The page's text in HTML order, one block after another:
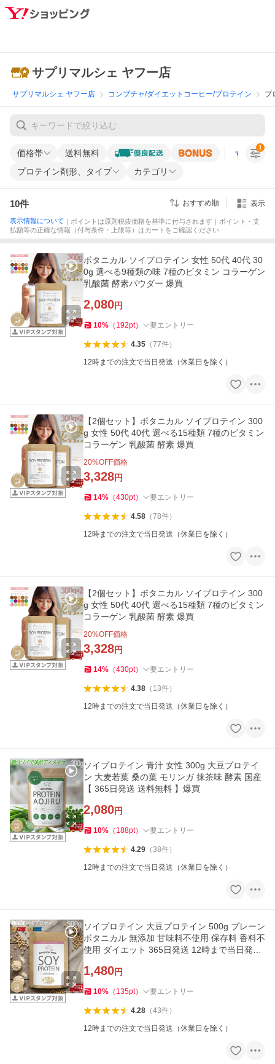
サプリマルシェ ヤフー店
サプリマルシェ ヤフー店 コンブチャ/ダイエットコーヒー/プロテイン プ
価格帯 送料無料 すべての条
プロテイン剤形、タイプ カテゴリ
1
10件 おすすめ順 表示
表示情報について ｜ポイントは原則税抜価格を基準に付与されます｜ポイント・支
払額等の正確な情報（付与条件・上限等）はカートをご確認ください
ボタニカル ソイプロテイン 女性 50代 40代 30
0g 選べる9種類の味 7種のビタミン コラーゲン
乳酸菌 酵素パウダー 爆買
2,080円
10% （ 192pt） 要エントリー
4.35（77件）
12時までの注文で当日発送（休業日を除く）
【2個セット】ボタニカル ソイプロテイン 300
g 女性 50代 40代 選べる15種類 7種のビタミン
コラーゲン 乳酸菌 酵素 爆買
20%OFF価格
3,328円
14% （430pt） 要エントリー
4.58（78件）
12時までの注文で当日発送（休業日を除く）
【2個セット】ボタニカル ソイプロテイン 300
g 女性 50代 40代 選べる15種類 7種のビタミン
コラーゲン 乳酸菌 酵素 爆買
20%OFF価格
3,328円
14% （430pt） 要エントリー
4.38（ 13件）
12時までの注文で当日発送（休業日を除く）
ソイプロテイン 青汁 女性 300g 大豆プロテイ
ン 大麦若葉 桑の葉 モリンガ 抹茶味 酵素 国産
【 365日発送 送料無料 】爆買
2,080円
10% （ 188pt） 要エントリー
4.29（38件）
12時までの注文で当日発送（休業日を除く）
ソイプロテイン 大豆プロテイン 500g プレーン
ボタニカル 無添加 甘味料不使用 保存料 香料不
使用 ダイエット 365日発送 12時まで当日発送
1,480円
10% （ 135pt） 要エントリー
4.28（43件）
12時までの注文で当日発送（休業日を除く）